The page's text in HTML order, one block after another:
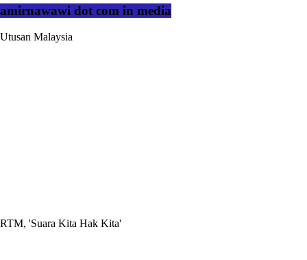
amirnawawi dot com in media
Utusan Malaysia
RTM, 'Suara Kita Hak Kita'